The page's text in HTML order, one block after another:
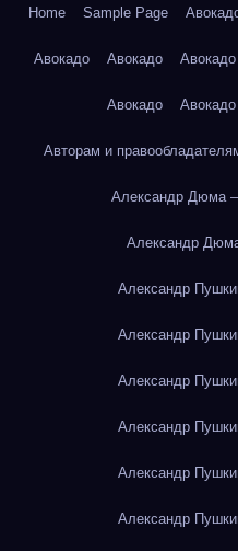
Home Sample Page
Авокадо Авокадо Авокадо
Авокадо Авокадо
Авторам и
Александр Дюма
Александр
Александр
Александр
Александр
Александр
Александр
Александр